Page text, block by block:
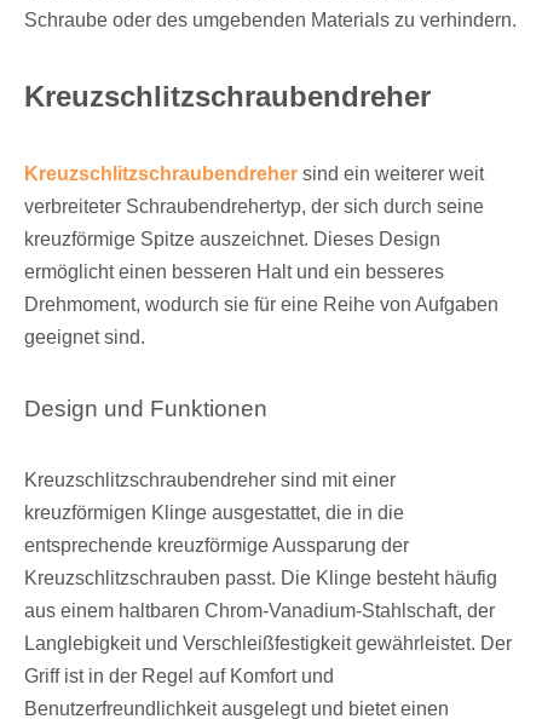
Schraube oder des umgebenden Materials zu verhindern.
Kreuzschlitzschraubendreher
Kreuzschlitzschraubendreher sind ein weiterer weit
verbreiteter Schraubendrehertyp, der sich durch seine
kreuzförmige Spitze auszeichnet. Dieses Design
ermöglicht einen besseren Halt und ein besseres
Drehmoment, wodurch sie für eine Reihe von Aufgaben
geeignet sind.
Design und Funktionen
Kreuzschlitzschraubendreher sind mit einer
kreuzförmigen Klinge ausgestattet, die in die
entsprechende kreuzförmige Aussparung der
Kreuzschlitzschrauben passt. Die Klinge besteht häufig
aus einem haltbaren Chrom-Vanadium-Stahlschaft, der
Langlebigkeit und Verschleißfestigkeit gewährleistet. Der
Griff ist in der Regel auf Komfort und
Benutzerfreundlichkeit ausgelegt und bietet einen